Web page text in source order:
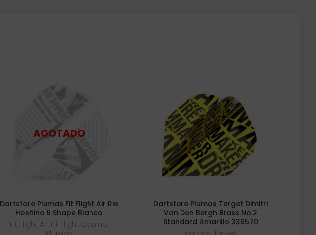
Dartstore Plumas Fit Flight Air Rie
Hoshino 6 Shape Blanco
Fit Flight Air , Fit Flight Cosmo,
Plumas
Dartstore Plumas Target Dimitri
Van Den Bergh Brass No.2
Standard Amarillo 336570
Plumas, Target